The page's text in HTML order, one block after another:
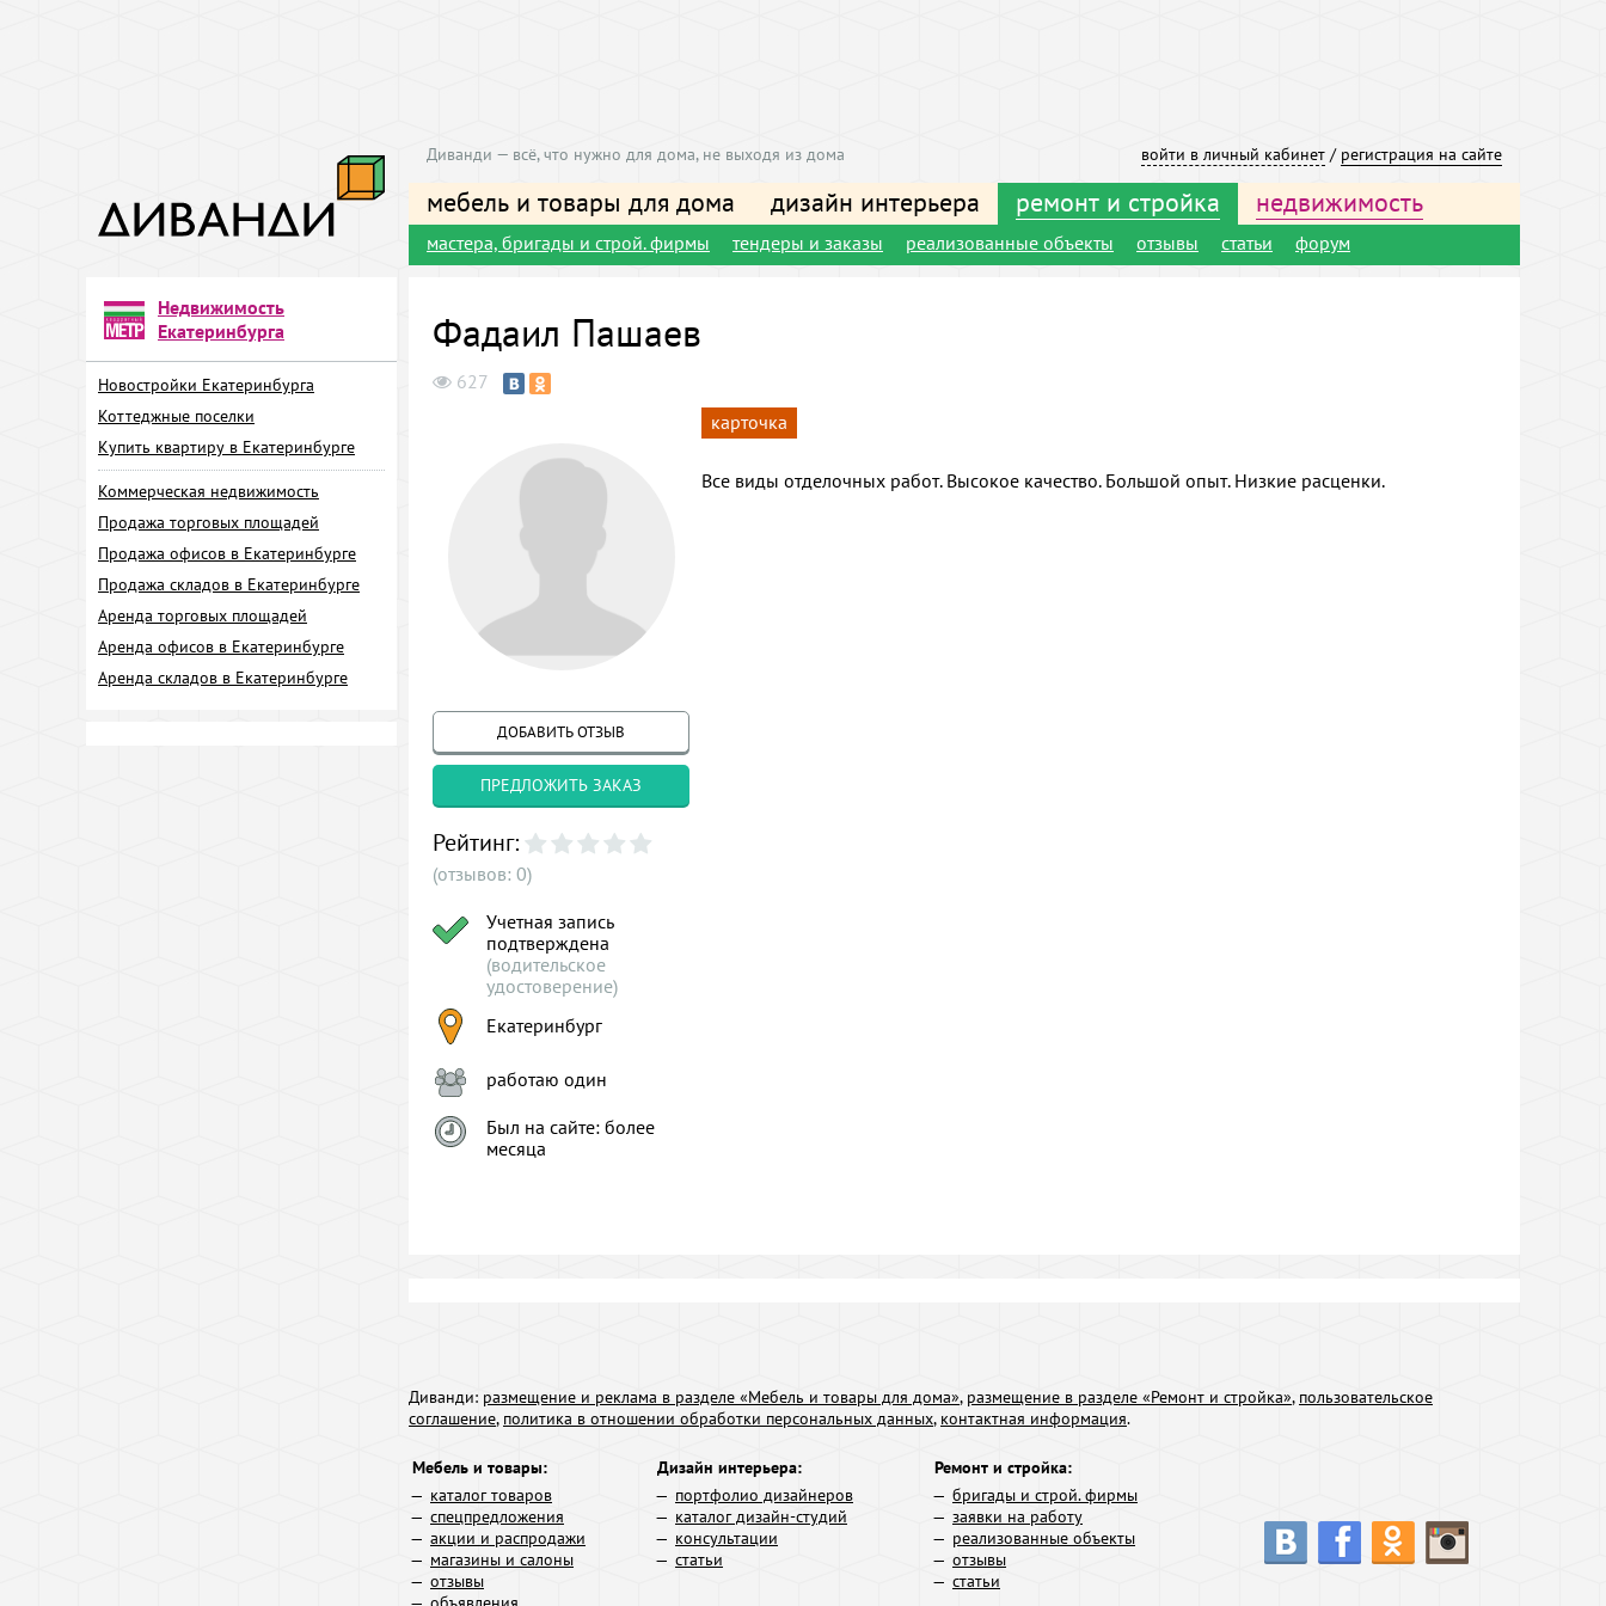
войти в личный кабинет / регистрация на сайте
Диванди — всё, что нужно для дома, не выходя из дома
мебель и товары для дома дизайн интерьера ремонт и стройка недвижимость
мастера, бригады и строй. фирмы тендеры и заказы реализованные объекты отзывы статьи форум
Недвижимость
Екатеринбурга
Новостройки Екатеринбурга
Коттеджные поселки
Купить квартиру в Екатеринбурге
Коммерческая недвижимость
Продажа торговых площадей
Продажа офисов в Екатеринбурге
Продажа складов в Екатеринбурге
Аренда торговых площадей
Аренда офисов в Екатеринбурге
Аренда складов в Екатеринбурге
Фадаил Пашаев
627
ДОБАВИТЬ ОТЗЫВ
ПРЕДЛОЖИТЬ ЗАКАЗ
Рейтинг:
(отзывов: 0)
Учетная запись
подтверждена
(водительское
удостоверение)
Екатеринбург
работаю один
Был на сайте: более
месяца
карточка
Все виды отделочных работ. Высокое качество. Большой опыт. Низкие расценки.
Диванди: размещение и реклама в разделе «Мебель и товары для дома», размещение в разделе «Ремонт и стройка», пользовательское
соглашение, политика в отношении обработки персональных данных, контактная информация.
Мебель и товары:
каталог товаров
спецпредложения
акции и распродажи
магазины и салоны
отзывы
Дизайн интерьера:
портфолио дизайнеров
каталог дизайн-студий
консультации
статьи
Ремонт и стройка:
бригады и строй. фирмы
заявки на работу
реализованные объекты
отзывы
статьи